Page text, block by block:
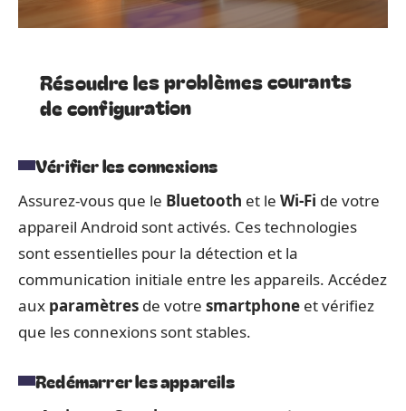
Résoudre les problèmes courants
de configuration
Vérifier les connexions
Assurez-vous que le Bluetooth et le Wi-Fi de votre
appareil Android sont activés. Ces technologies
sont essentielles pour la détection et la
communication initiale entre les appareils. Accédez
aux paramètres de votre smartphone et vérifiez
que les connexions sont stables.
Redémarrer les appareils